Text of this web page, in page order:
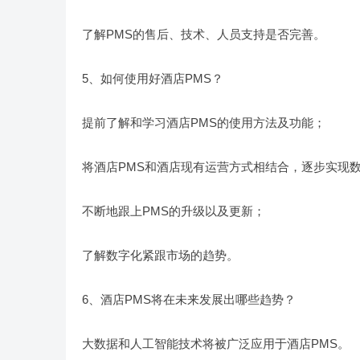
了解PMS的售后、技术、人员支持是否完善。
5、如何使用好酒店PMS？
提前了解和学习酒店PMS的使用方法及功能；
将酒店PMS和酒店现有运营方式相结合，逐步实现
不断地跟上PMS的升级以及更新；
了解数字化紧跟市场的趋势。
6、酒店PMS将在未来发展出哪些趋势？
大数据和人工智能技术将被广泛应用于酒店PMS。